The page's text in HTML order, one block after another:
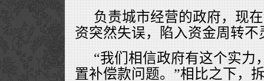
负责城市经营的政府，现
资突然失误，陷入资金周转不
“我们相信政府有这个实力
置补偿款问题。”相比之下，